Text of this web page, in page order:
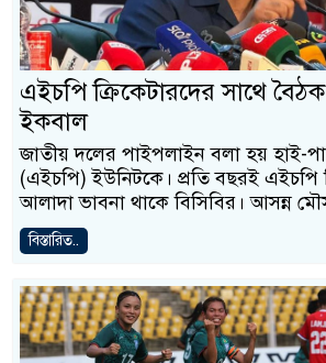
এইচপি ক্রিকেটারদের সাথে
ইকবাল
জাতীয় দলের পাইপলাইন বলা হয় হাই-
(এইচপি) ইউনিটকে। প্রতি বছরই এইচপি
আলাদা ভাবনা থাকে বিসিবির। আসন্ন
বিস্তারিত..